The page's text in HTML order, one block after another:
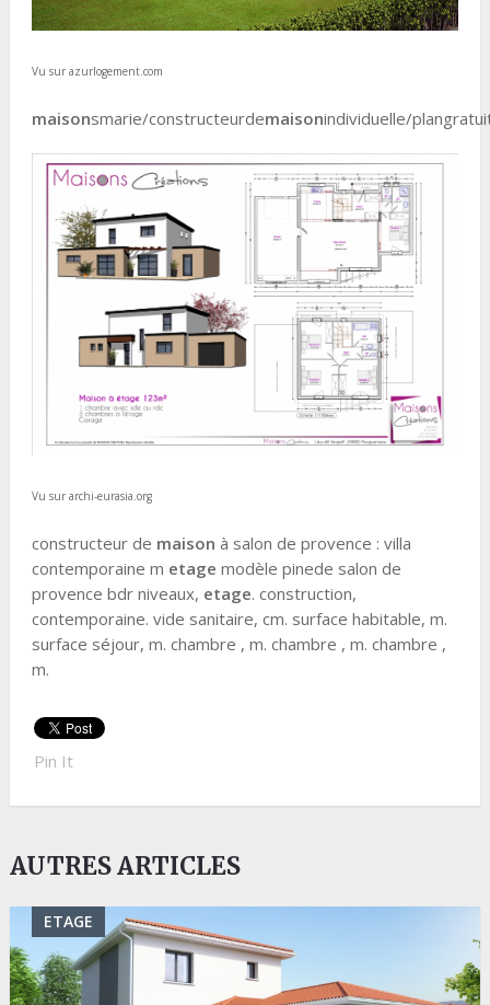
Vu sur azurlogement.com
maisonsmarie/constructeurdemaisonindividuelle/
Vu sur archi-eurasia.org
constructeur de maison à salon de provence : villa
contemporaine m etage modèle pinede salon de
provence bdr niveaux, etage. construction,
contemporaine. vide sanitaire, cm. surface habitable, m.
surface séjour, m. chambre , m. chambre , m. chambre ,
m.
Pin It
AUTRES ARTICLES
ETAGE